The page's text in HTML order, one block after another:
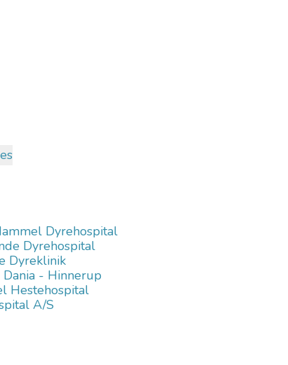
Dyrehospital
Dyrehospital
Dyreklinik
- Hinnerup
Hestehospital
A/S